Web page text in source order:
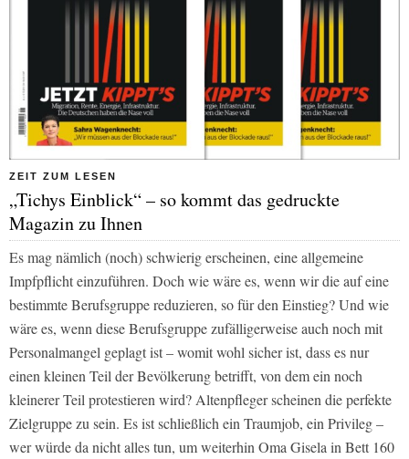
ZEIT ZUM LESEN
„Tichys Einblick“ – so kommt das gedruckte
Magazin zu Ihnen
Es mag nämlich (noch) schwierig erscheinen, eine allgemeine
Impfpflicht einzuführen. Doch wie wäre es, wenn wir die auf eine
bestimmte Berufsgruppe reduzieren, so für den Einstieg? Und wie
wäre es, wenn diese Berufsgruppe zufälligerweise auch noch mit
Personalmangel geplagt ist – womit wohl sicher ist, dass es nur
einen kleinen Teil der Bevölkerung betrifft, von dem ein noch
kleinerer Teil protestieren wird? Altenpfleger scheinen die perfekte
Zielgruppe zu sein. Es ist schließlich ein Traumjob, ein Privileg –
wer würde da nicht alles tun, um weiterhin Oma Gisela in Bett 160